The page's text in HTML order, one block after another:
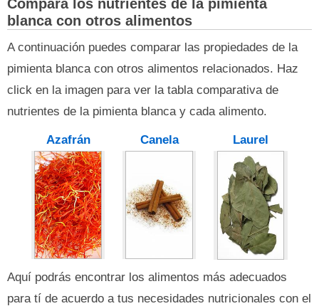
Compara los nutrientes de la pimienta
blanca con otros alimentos
A continuación puedes comparar las propiedades de la
pimienta blanca con otros alimentos relacionados. Haz
click en la imagen para ver la tabla comparativa de
nutrientes de la pimienta blanca y cada alimento.
Azafrán Canela Laurel
Aquí podrás encontrar los alimentos más adecuados
para tí de acuerdo a tus necesidades nutricionales con el